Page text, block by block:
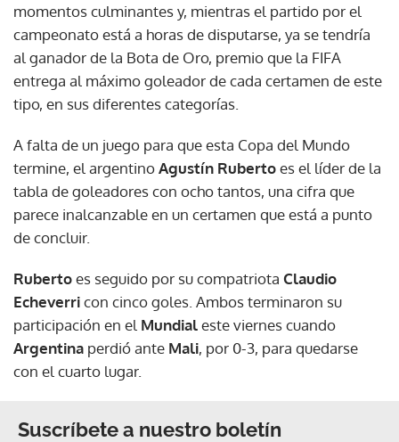
momentos culminantes y, mientras el partido por el
campeonato está a horas de disputarse, ya se tendría
al ganador de la Bota de Oro, premio que la FIFA
entrega al máximo goleador de cada certamen de este
tipo, en sus diferentes categorías.
A falta de un juego para que esta Copa del Mundo
termine, el argentinoAgustín Rubertoes el líder de la
tabla de goleadores con ocho tantos, una cifra que
parece inalcanzable en un certamen que está a punto
de concluir.
Rubertoes seguido por su compatriota Claudio
Echeverricon cinco goles. Ambos terminaron su
participación en el Mundialeste viernes cuando
Argentina perdió ante Mali, por 0-3, para quedarse
con el cuarto lugar.
Suscríbete a nuestro boletín